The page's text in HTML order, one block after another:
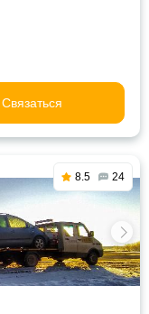
Связаться
8.5 24